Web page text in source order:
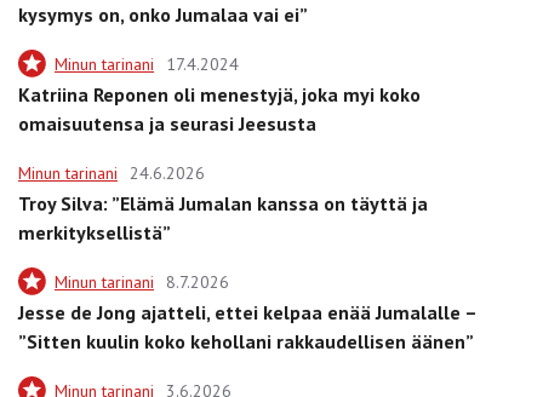
kysymys on, onko Jumalaa vai ei”
Minun tarinani 17.4.2024
Katriina Reponen oli menestyjä, joka myi koko
omaisuutensa ja seurasi Jeesusta
Minun tarinani 24.6.2026
Troy Silva: ”Elämä Jumalan kanssa on täyttä ja
merkityksellistä”
Minun tarinani 8.7.2026
Jesse de Jong ajatteli, ettei kelpaa enää Jumalalle –
”Sitten kuulin koko kehollani rakkaudellisen äänen”
Minun tarinani 3.6.2026